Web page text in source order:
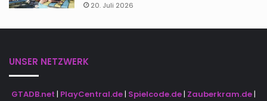
20. Juli 2026
UNSER NETZWERK
GTADB.net | PlayCentral.de | Spielcode.de | Zauberkram.de |